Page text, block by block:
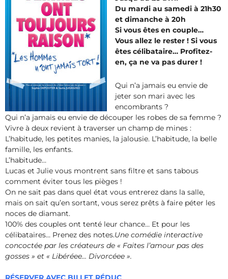
Du mardi au samedi à 21h30
et dimanche à 20h
Si vous êtes en couple…
Vous allez le rester ! Si vous
êtes célibataire… Profitez-
en, ça ne va pas durer !
Qui n’a jamais eu envie de
jeter son mari avec les
encombrants ?
Qui n’a jamais eu envie de découper les robes de sa femme ?
Vivre à deux revient à traverser un champ de mines :
L’habitude, les petites manies, la jalousie. L’habitude, la belle
famille, les enfants.
L’habitude…
Lucas et Julie vous montrent sans filtre et sans tabous
comment éviter tous les pièges !
On ne sait pas dans quel état vous entrerez dans la salle,
mais on sait qu’en sortant, vous serez prêts à faire péter les
noces de diamant.
100% des couples ont tenté leur chance… Et pour les
célibataires… Prenez des notes.Une comédie interactive
concoctée par les créateurs de « Faites l’amour pas des
gosses » et « Libéréee… Divorcéee ».